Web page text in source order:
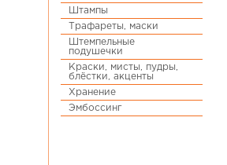
Штампы
Трафареты, маски
Штемпельные
подушечки
Краски, мисты, пудры,
блёстки, акценты
Хранение
Эмбоссинг